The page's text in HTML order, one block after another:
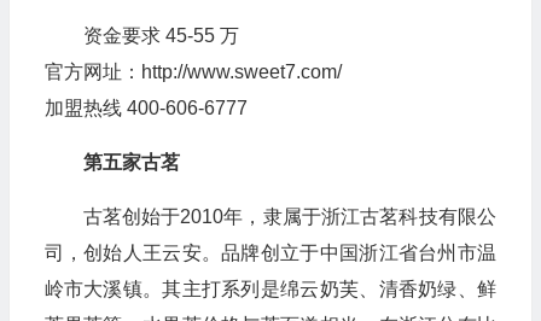
资金要求 45-55 万
官方网址：http://www.sweet7.com/
加盟热线 400-606-6777
第五家古茗
古茗创始于2010年，隶属于浙江古茗科技有限公
司，创始人王云安。品牌创立于中国浙江省台州市温
岭市大溪镇。其主打系列是绵云奶芙、清香奶绿、鲜